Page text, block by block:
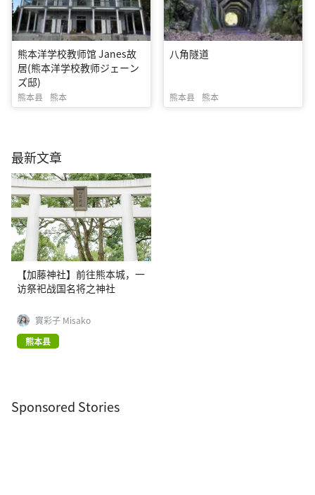
熊本洋学校教师馆 Janes故
居(熊本洋学校教师ジェーン
ズ邸)
熊本县 熊本
八角隧道
熊本县 熊本
最新文章
【加藤神社】前往熊本城，一
访祭祀战国名将之神社
實彩子 Misako
熊本县
Sponsored Stories